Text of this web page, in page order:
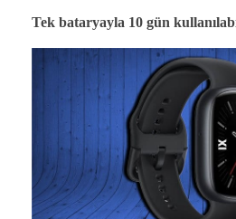
Tek bataryayla 10 gün